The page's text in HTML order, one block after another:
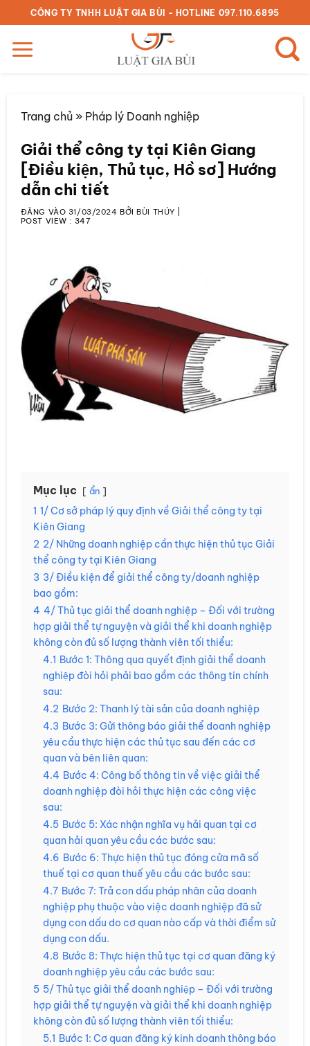
qua
nội
dung
CÔNG TY TNHH LUẬT GIA BÙI - HOTLINE 097.110.6895
Trang chủ» Pháp lý Doanh nghiệp
Giải thể công ty tại Kiên Giang
[Điều kiện, Thủ tục, Hồ sơ] Hướng
dẫn chi tiết
ĐĂNG VÀO 31/03/2024 BỞIBÙI THÚY
POST VIEW : 347
Mục lục ẩn
1 1/ Cơ sở pháp lý quy định về Giải thể công ty tại
Kiên Giang
2 2/ Những doanh nghiệp cần thực hiện thủ tục Giải
thể công ty tại Kiên Giang
3 3/ Điều kiện để giải thể công ty/doanh nghiệp
bao gồm:
4 4/ Thủ tục giải thể doanh nghiệp – Đối với trường
hợp giải thể tự nguyện và giải thể khi doanh nghiệp
không còn đủ số lượng thành viên tối thiểu:
4.1 Bước 1: Thông qua quyết định giải thể doanh
nghiệp đòi hỏi phải bao gồm các thông tin chính
sau:
4.2 Bước 2: Thanh lý tài sản của doanh nghiệp
4.3 Bước 3: Gửi thông báo giải thể doanh nghiệp
yêu cầu thực hiện các thủ tục sau đến các cơ
quan và bên liên quan:
4.4 Bước 4: Công bố thông tin về việc giải thể
doanh nghiệp đòi hỏi thực hiện các công việc
sau:
4.5 Bước 5: Xác nhận nghĩa vụ hải quan tại cơ
quan hải quan yêu cầu các bước sau:
4.6 Bước 6: Thực hiện thủ tục đóng cửa mã số
thuế tại cơ quan thuế yêu cầu các bước sau:
4.7 Bước 7: Trả con dấu pháp nhân của doanh
nghiệp phụ thuộc vào việc doanh nghiệp đã sử
dụng con dấu do cơ quan nào cấp và thời điểm sử
dụng con dấu.
4.8 Bước 8: Thực hiện thủ tục tại cơ quan đăng ký
doanh nghiệp yêu cầu các bước sau:
5 5/ Thủ tục giải thể doanh nghiệp – Đối với trường
hợp giải thể tự nguyện và giải thể khi doanh nghiệp
không còn đủ số lượng thành viên tối thiểu:
5.1 Bước 1: Cơ quan đăng ký kinh doanh thông báo